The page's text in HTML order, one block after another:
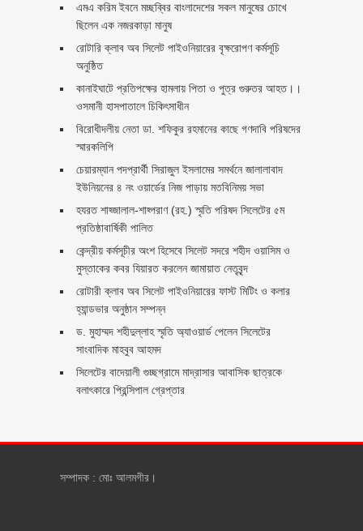
এমএ করিম ইবনে মচ্ছব্বির বাংলাদেশের সকল মানুষের চোখে
ছিলেন এক নজরকাড়া মানুষ ‎
রোটারি ক্লাব অব সিলেট পাইওনিয়ারের বৃক্ষরোপণ কর্মসূচি
অনুষ্ঠিত
কানাইঘাটে প্রতিপক্ষের হামলায় পিতা ও পুত্র গুরুতর আহত।।
ওসমানী হাসপাতালে চিকিৎসাধীন
বিরোধীদলীয় নেতা ডা. শফিকুর রহমানের কাছে গণদাবি পরিষদের
স্মারকলিপি ‎
চেয়ারম্যান পদপ্রার্থী সিরাজুল ইসলামের সমর্থনে জালালাবাদ
ইউনিয়নের ৪ নং ওয়ার্ডের নিজ পাড়ায় মতবিনিময় সভা
হযরত শাহ্জালাল-শাহ্পরাণ (রহ.) স্মৃতি পরিষদ সিলেটের ৫ম
প্রতিষ্ঠাবার্ষিকী পালিত ‎​
কেন্দ্রীয় কর্মসূচীর অংশ হিসেবে সিলেট সদরে শহীদ ওয়াসিম ও
মুস্তাকের কবর যিয়ারত করলেন জামায়াত নেতৃবৃন্দ ‎
রোটারী ক্লাব অব সিলেট পাইওনিয়ারের ফাস্ট মিটিং ও কলার
হ্যান্ডভার অনুষ্ঠান সম্পন্ন
ড. মুহাম্মদ শহীদুল্লাহ স্মৃতি অ্যাওয়ার্ড পেলেন সিলেটের
সাংবাদিক মাহবুব আহমদ
সিলেটের বাদেয়ালী গুচ্ছগ্রামে মাদ্রাসার আবাসিক ছাত্রকে
বলাৎকারে প্রিন্সিপাল গ্রেপ্তার ‎
সম্পাদক : মোঃ আলমগীর।